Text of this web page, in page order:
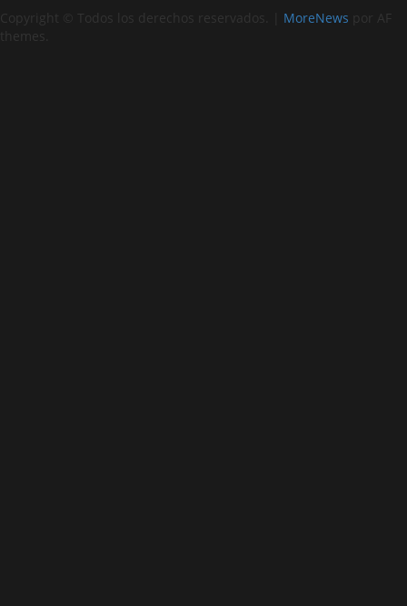
Copyright © Todos los derechos reservados.
MoreNews por AF
themes.